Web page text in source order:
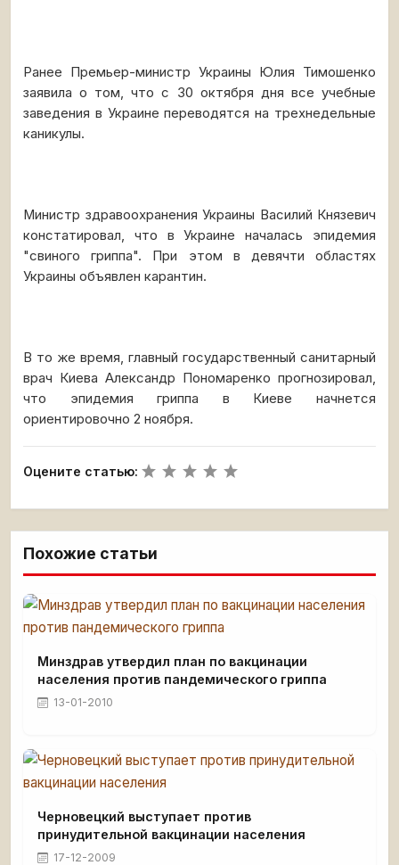
Ранее Премьер-министр Украины Юлия Тимошенко
заявила о том, что с 30 октября дня все учебные
заведения в Украине переводятся на трехнедельные
каникулы.
Министр здравоохранения Украины Василий Князевич
констатировал, что в Украине началась эпидемия
"свиного гриппа". При этом в девячти областях
Украины объявлен карантин.
В то же время, главный государственный санитарный
врач Киева Александр Пономаренко прогнозировал,
что эпидемия гриппа в Киеве начнется
ориентировочно 2 ноября.
Оцените статью:
Похожие статьи
Минздрав утвердил план по вакцинации
населения против пандемического гриппа
13-01-2010
Черновецкий выступает против
принудительной вакцинации населения
17-12-2009